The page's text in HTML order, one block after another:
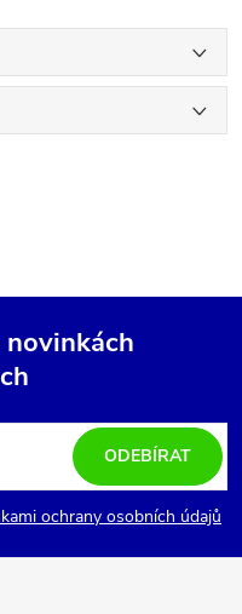
ochrany osobních údajů
ODEBÍRAT